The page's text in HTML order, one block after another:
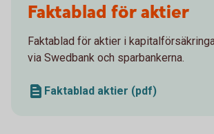
Faktablad för aktier
Faktablad för aktier i
via Swedbank och sparbankerna.
Faktablad aktier (pdf)